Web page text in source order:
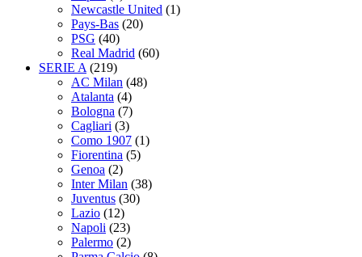
Newcastle United (1)
Pays-Bas (20)
PSG (40)
Real Madrid (60)
SERIE A (219)
AC Milan (48)
Atalanta (4)
Bologna (7)
Cagliari (3)
Como 1907 (1)
Fiorentina (5)
Genoa (2)
Inter Milan (38)
Juventus (30)
Lazio (12)
Napoli (23)
Palermo (2)